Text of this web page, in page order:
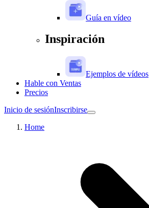
Guía en vídeo
Inspiración
Ejemplos de vídeos
Hable con Ventas
Precios
Inicio de sesiónInscribirse
Home